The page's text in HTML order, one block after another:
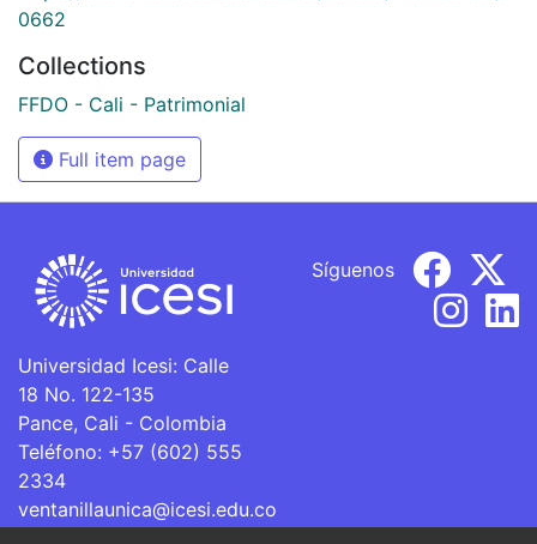
0662
Collections
FFDO - Cali - Patrimonial
Full item page
Universidad Icesi: Calle
18 No. 122-135
Pance, Cali - Colombia
Teléfono: +57 (602) 555
2334
ventanillaunica@icesi.edu.co
Síguenos